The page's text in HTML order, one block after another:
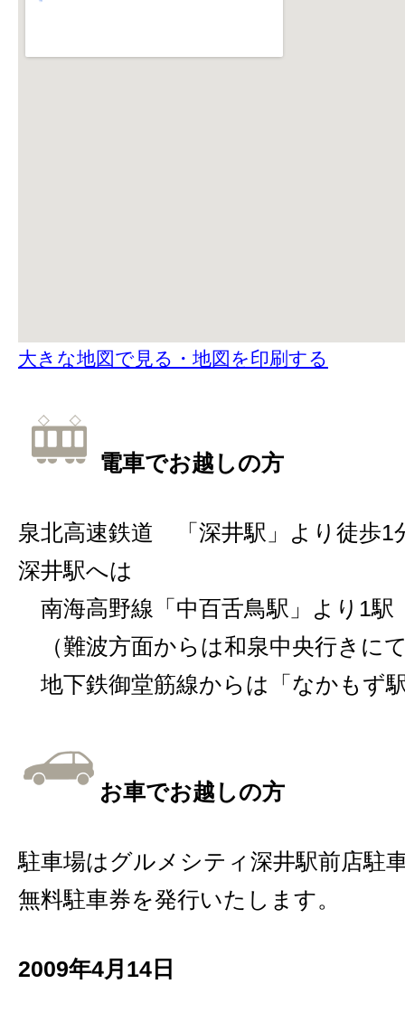
大きな地図で見る・地図を印刷する
電車でお越しの方
泉北高速鉄道 「深井駅」より徒歩1
深井駅へは
南海高野線「中百舌鳥駅」より1駅
（難波方面からは和泉中央行きに
地下鉄御堂筋線からは「なかもず
お車でお越しの方
駐車場はグルメシティ深井駅前店駐
無料駐車券を発行いたします。
2009年4月14日